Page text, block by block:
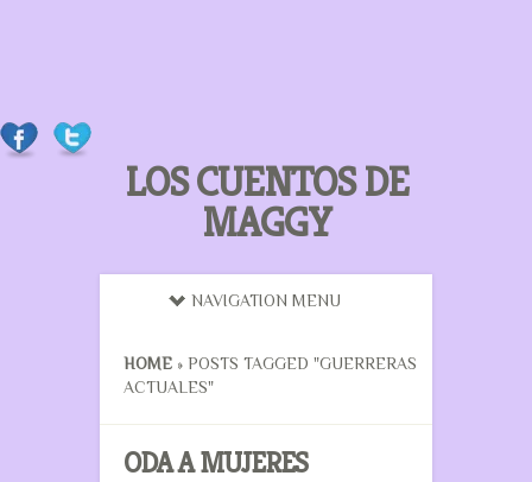
LOS CUENTOS DE
MAGGY
NAVIGATION MENU
HOME » POSTS TAGGED "GUERRERAS
ACTUALES"
ODA A MUJERES